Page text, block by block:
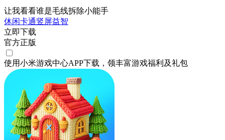
让我看看谁是毛线拆除小能手
休闲卡通竖屏益智
立即下载
官方正版
使用小米游戏中心APP下载 ，领丰富游戏福利 及礼包